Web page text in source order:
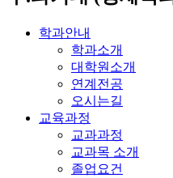
학과안내
학과소개
대학원소개
연계전공
오시는길
교육과정
교과과정
교과목 소개
졸업요건